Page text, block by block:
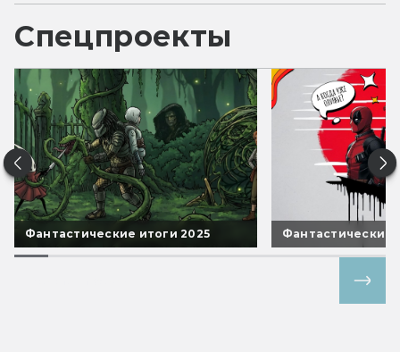
Спецпроекты
Фантастические итоги 2025 Фантастические